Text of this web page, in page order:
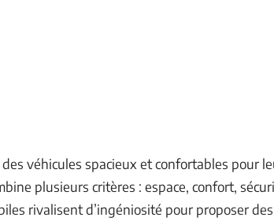
véhicules spacieux et confortables pour
plusieurs critères : espace, confort,
rivalisent d’ingéniosité pour proposer des